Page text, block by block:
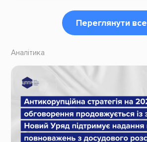
Переглянути все
Аналітика